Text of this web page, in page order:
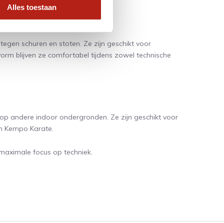
Alles toestaan
schuren en stoten. Ze zijn geschikt voor
blijven ze comfortabel tijdens zowel technische
andere indoor ondergronden. Ze zijn geschikt voor
Kempo Karate.
focus op techniek.